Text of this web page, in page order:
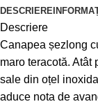
DESCRIERE
Descriere
Canapea șezlong
maro teracotă. Atât
sale din oțel
aduce nota de